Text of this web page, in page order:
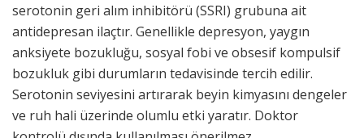
serotonin geri alım inhibitörü (SSRI) grubuna ait
antidepresan ilaçtır. Genellikle depresyon, yaygın
anksiyete bozukluğu, sosyal fobi ve obsesif kompulsif
bozukluk gibi durumların tedavisinde tercih edilir.
Serotonin seviyesini artırarak beyin kimyasını dengeler
ve ruh hali üzerinde olumlu etki yaratır. Doktor